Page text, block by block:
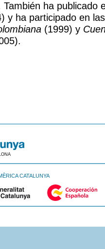
ha publicado
y ha participado en
(1999) y
CATALUNYA